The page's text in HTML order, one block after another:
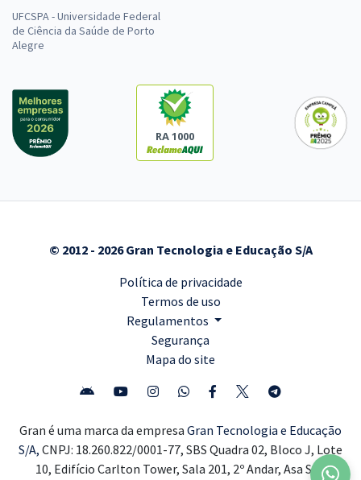
UFCSPA - Universidade Federal
de Ciência da Saúde de Porto
Alegre
RA 1000
© 2012 - 2026 Gran Tecnologia e Educação S/A
Política de privacidade
Termos de uso
Regulamentos
Segurança
Mapa do site
Gran é uma marca da empresa Gran Tecnologia e Educação
S/A, CNPJ: 18.260.822/0001-77, SBS Quadra 02, Bloco J, Lote
10, Edifício Carlton Tower, Sala 201, 2º Andar, Asa Sul,